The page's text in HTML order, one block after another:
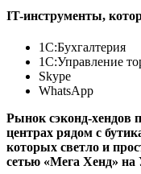
IT-инструменты,
1С:Бухгалтерия
1С:Управление
Skype
WhatsApp
Рынок сэконд-хендов
центрах рядом с
которых светло и
сетью «Мега Хенд»